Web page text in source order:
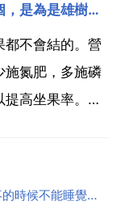
三相 冰 水 空氣
個系統是孤...
我家的芒果樹十幾年不結果或只結幾個，是為是雄樹還是怎麼的，兩
都不會結的。營
施氮肥，多施磷
高坐果率。雄
如桃花 油菜
左上腹部疼痛的病因。有十幾年了，有時疼的時候不能睡覺，一陣一陣的疼，不疼的時候和正常人一樣